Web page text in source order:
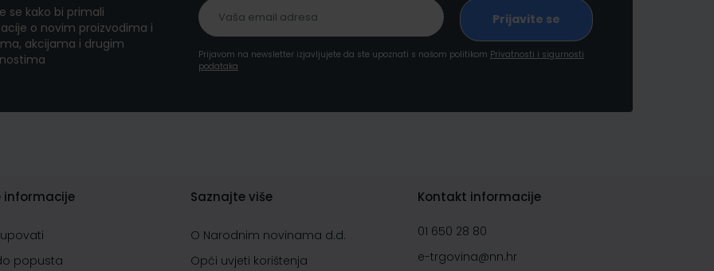
se kako bi primali
o novim proizvodima i
akcijama i drugim
Prijavom na newsletter izjavljujete da ste upoznati s našom politikom Privatnosti i sigurnosti
podataka
informacije
popusta
Saznajte više
O Narodnim novinama d.d.
Opći uvjeti korištenja
Kontakt informacije
01 650 28 80
e-trgovina@nn.hr